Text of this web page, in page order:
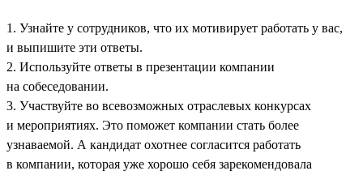
1. Узнайте у сотрудников, что их мотивирует работать у вас,
и выпишите эти ответы.
2. Используйте ответы в презентации компании
на собеседовании.
3. Участвуйте во всевозможных отраслевых конкурсах
и мероприятиях. Это поможет компании стать более
узнаваемой. А кандидат охотнее согласится работать
в компании, которая уже хорошо себя зарекомендовала